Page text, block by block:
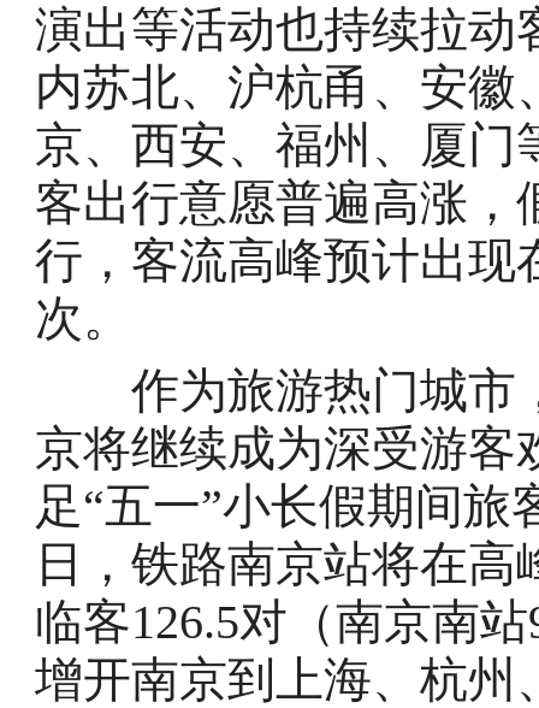
演出等活动也持续拉动
内苏北、沪杭甬、安
京、西安、福州、厦门
客出行意愿普遍高涨，
行，客流高峰预计出现
次。
作为旅游热门城市
京将继续成为深受游客
足“五一”小长假期间旅
日，铁路南京站将在
临客126.5对（南京南
增开南京到上海、杭州